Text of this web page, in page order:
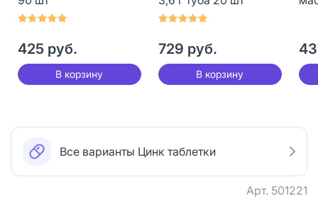
425 руб.
В корзину
729 руб.
В корзину
Все варианты Цинк таблетки
Арт. 501221